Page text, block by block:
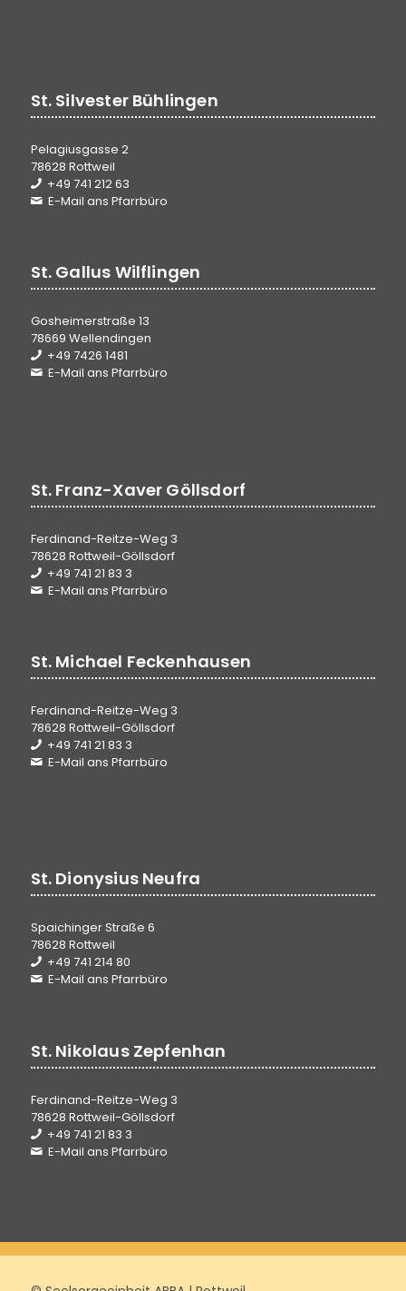
St. Silvester Bühlingen
Pelagiusgasse 2
78628 Rottweil
+49 741 212 63
E-Mail ans Pfarrbüro
St. Gallus Wilflingen
Gosheimerstraße 13
78669 Wellendingen
+49 7426 1481
E-Mail ans Pfarrbüro
St. Franz-Xaver Göllsdorf
Ferdinand-Reitze-Weg 3
78628 Rottweil-Göllsdorf
+49 741 21 83 3
E-Mail ans Pfarrbüro
St. Michael Feckenhausen
Ferdinand-Reitze-Weg 3
78628 Rottweil-Göllsdorf
+49 741 21 83 3
E-Mail ans Pfarrbüro
St. Dionysius Neufra
Spaichinger Straße 6
78628 Rottweil
+49 741 214 80
E-Mail ans Pfarrbüro
St. Nikolaus Zepfenhan
Ferdinand-Reitze-Weg 3
78628 Rottweil-Göllsdorf
+49 741 21 83 3
E-Mail ans Pfarrbüro